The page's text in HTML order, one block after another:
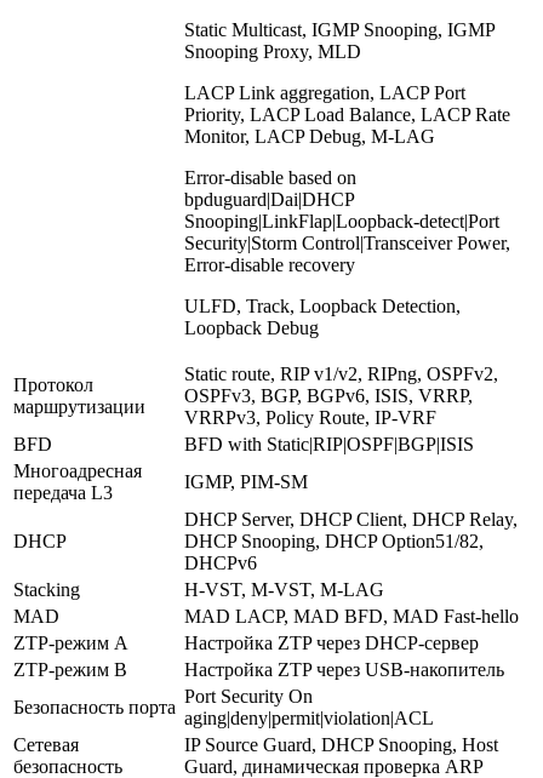
Static Multicast, IGMP Snooping, IGMP
Snooping Proxy, MLD
LACP Link aggregation, LACP Port
Priority, LACP Load Balance, LACP Rate
Monitor, LACP Debug, M-LAG
Error-disable based on
bpduguard|Dai|DHCP
Snooping|LinkFlap|Loopback-detect|Port
Security|Storm Control|Transceiver Power,
Error-disable recovery
ULFD, Track, Loopback Detection,
Loopback Debug
Протокол
маршрутизации
Static route, RIP v1/v2, RIPng, OSPFv2,
OSPFv3, BGP, BGPv6, ISIS, VRRP,
VRRPv3, Policy Route, IP-VRF
BFD
BFD with Static|RIP|OSPF|BGP|ISIS
Многоадресная
передача L3
IGMP, PIM-SM
DHCP
DHCP Server, DHCP Client, DHCP Relay,
DHCP Snooping, DHCP Option51/82,
DHCPv6
Stacking
H-VST, M-VST, M-LAG
MAD
MAD LACP, MAD BFD, MAD Fast-hello
ZTP-режим А
Настройка ZTP через DHCP-сервер
ZTP-режим B
Настройка ZTP через USB-накопитель
Безопасность порта
Port Security On
aging|deny|permit|violation|ACL
Сетевая
безопасность
IP Source Guard, DHCP Snooping, Host
Guard, динамическая проверка ARP